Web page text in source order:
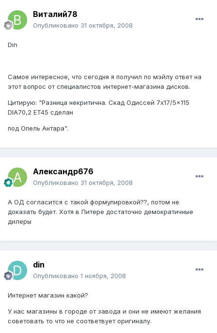
Виталий78
Опубликовано 31 октября, 2008
Din
Самое интересное, что сегодня я получил по мэйлу ответ на
этот вопрос от специалистов интернет-магазина дисков.
Цитирую: "Разница некритична. Скад Одиссей 7x17/5x115
DIA70,2 ET45 сделан
под Опель Антара".
Александр676
Опубликовано 31 октября, 2008
А ОД согласится с такой формулировкой??, потом не
доказать будет. Хотя в Питере достаточно демократичные
дилеры
din
Опубликовано 1 ноября, 2008
Интернет магазин какой?
У нас магазины в городе от завода и они не имеют желания
советовать то что не соответвует оригиналу.